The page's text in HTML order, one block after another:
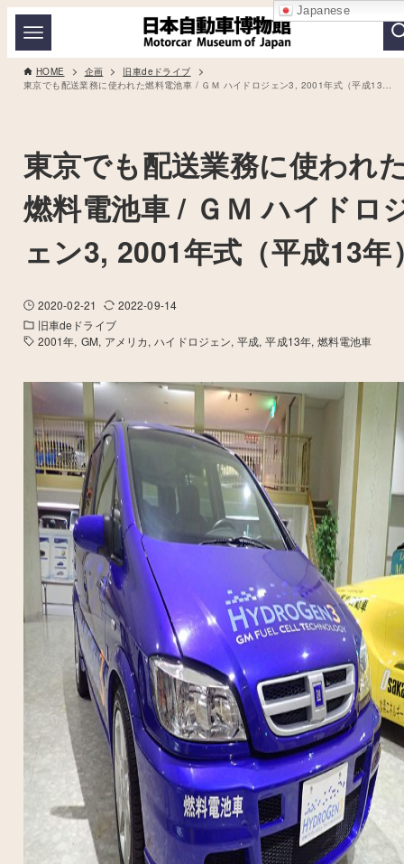
HOME 企画
旧車deドライブ
東京でも配送業務に使われた燃料電池車 / ＧＭ ハイドロジェン3, 2001年式（平成13年）
東京でも配送業務に使われ
燃料電池車 / ＧＭ ハイドロ
ェン3, 2001年式（平成13年
2020-02-21
2022-09-14
旧車deドライブ
2001年 GM アメリカ ハイドロジェン 平成 平成13年 燃料電池車
Japanese